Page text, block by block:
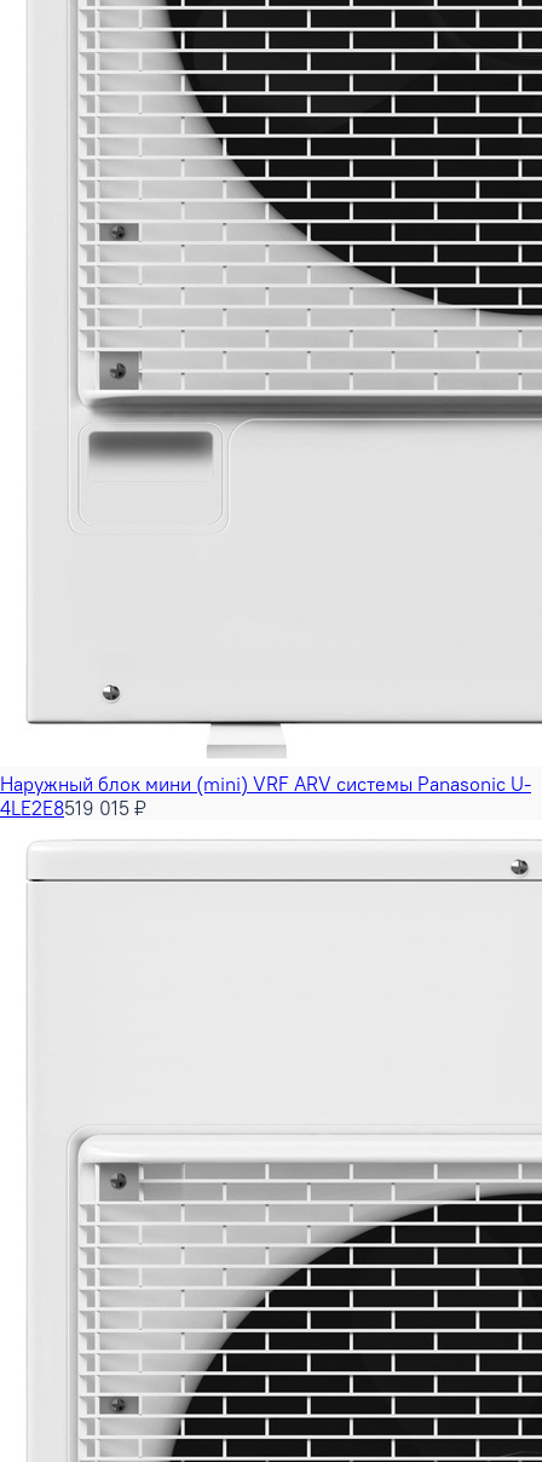
Наружный блок мини (mini) VRF ARV системы Panasonic U-
4LE2E8519 015 ₽